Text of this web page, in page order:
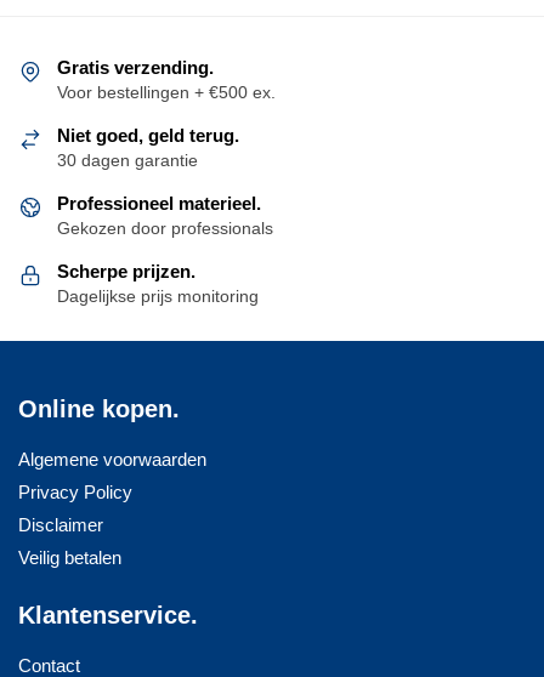
Gratis verzending.
Voor bestellingen + €500 ex.
Niet goed, geld terug.
30 dagen garantie
Professioneel materieel.
Gekozen door professionals
Scherpe prijzen.
Dagelijkse prijs monitoring
Online kopen.
Algemene voorwaarden
Privacy Policy
Disclaimer
Veilig betalen
Klantenservice.
Contact